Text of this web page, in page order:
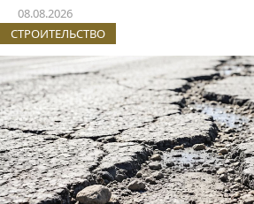
08.08.2026
СТРОИТЕЛЬСТВО